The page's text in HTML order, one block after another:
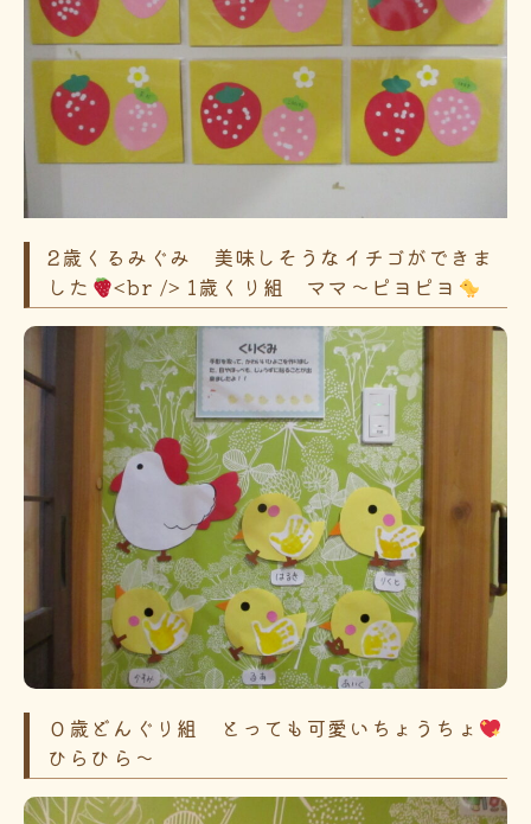
2歳くるみぐみ 美味しそうなイチゴができま
した
<br /> 1歳くり組 ママ～ピヨピヨ
０歳どんぐり組 とっても可愛いちょうちょ
ひらひら～